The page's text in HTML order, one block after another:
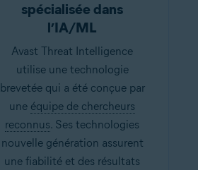
spécialisée dans
l’IA/ML
Avast Threat Intelligence
utilise une technologie
brevetée qui a été conçue par
une équipe de chercheurs
reconnus. Ses technologies
nouvelle génération assurent
une fiabilité et des résultats